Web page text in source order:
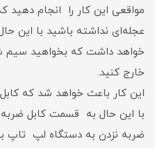
مواقعی این کار را انجام دهید
عجله‌ای نداشته باشید با این
خواهد داشت که بخواهید سیم
خارج کنید.
این کار باعث خواهد شد که
با این حال به قسمت کابل ضربه
ضربه نزدن به دستگاه لپ تاپ